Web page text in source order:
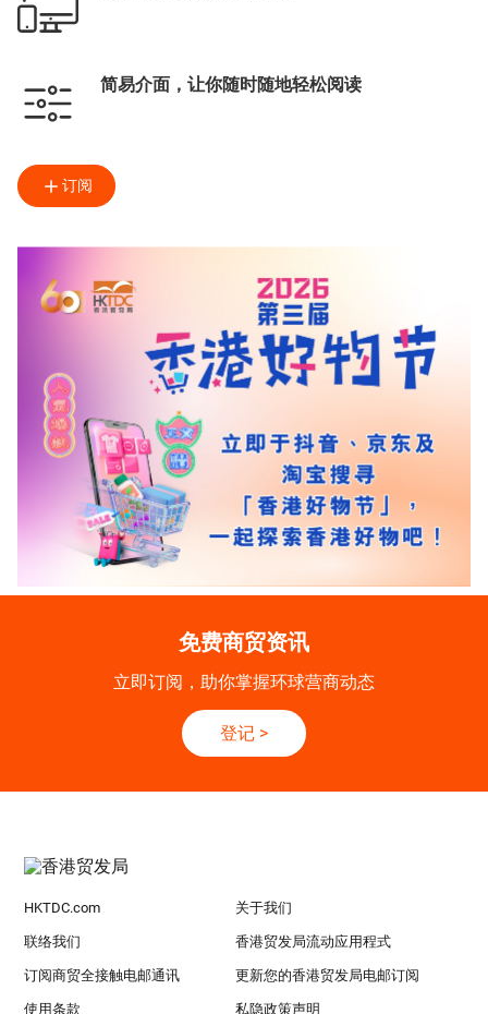
简易介面，让你随时随地轻松阅读
订阅
免费商贸资讯
立即订阅，助你掌握环球营商动态
登记 >
HKTDC.com 关于我们
联络我们 香港贸发局流动应用程式
订阅商贸全接触电邮通讯 更新您的香港贸发局电邮订阅
使用条款 私隐政策声明